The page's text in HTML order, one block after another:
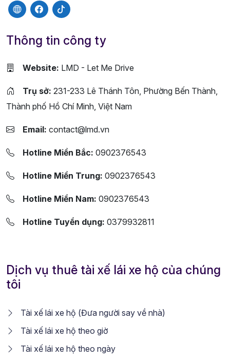
Thông tin công ty
Website: LMD - Let Me Drive
Trụ sở: 231-233 Lê Thánh Tôn, Phường Bến Thành,
Thành phố Hồ Chí Minh, Việt Nam
Email: contact@lmd.vn
Hotline Miền Bắc: 0902376543
Hotline Miền Trung: 0902376543
Hotline Miền Nam: 0902376543
Hotline Tuyển dụng: 0379932811
Dịch vụ thuê tài xế lái xe hộ của chúng
tôi
Tài xế lái xe hộ (Đưa người say về nhà)
Tài xế lái xe hộ theo giờ
Tài xế lái xe hộ theo ngày